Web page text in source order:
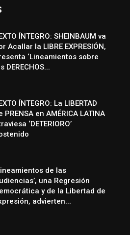
ÍNTEGRO: SHEINBAUM va
Acallar la LIBRE EXPRESIÓN,
‘Lineamientos sobre
DERECHOS...
ÍNTEGRO: La LIBERTAD
PRENSA en AMÉRICA LATINA
‘DETERIORO’
de las
una Regresión
y de la Libertad de
advierten...